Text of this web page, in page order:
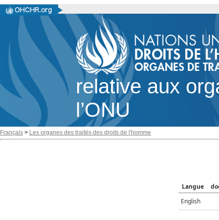
relative aux
l’ONU
Français > Les organes des traités des droits de l'homme
Langue
English